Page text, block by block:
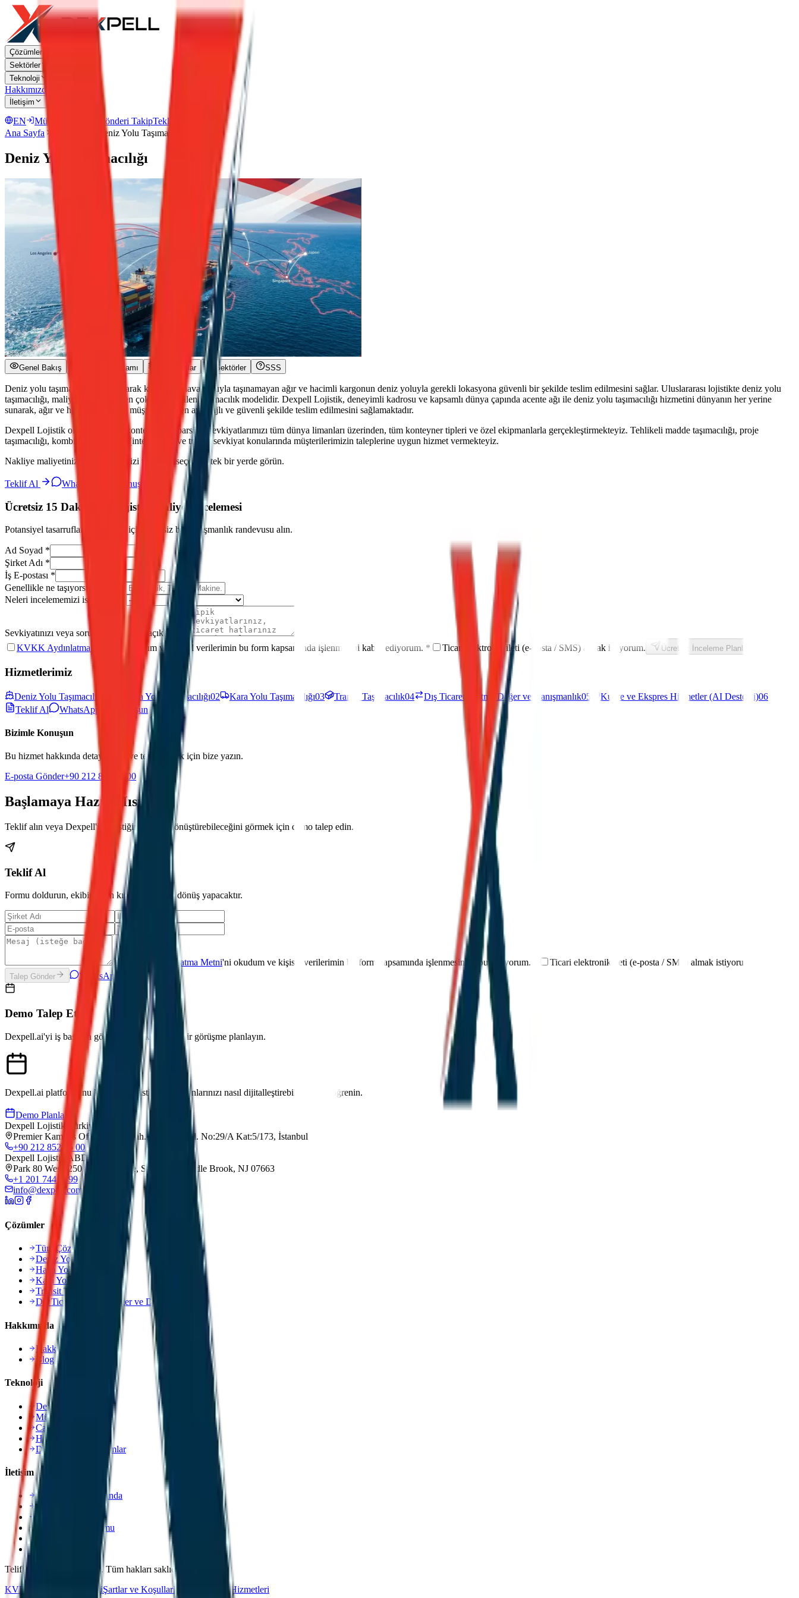
Çözümler
Sektörler
Teknoloji
Hakkımızda
İletişim
EN Müşteri Portalı Gönderi TakipTeklif Al
Ana Sayfa
Deniz Yolu Taşımacılığı
Deniz Yolu Taşımacılığı
Genel Bakış Hizmet Kapsamı Ekipmanlar Sektörler SSS
Deniz yolu taşımacılığı, genel olarak kara veya hava yoluyla taşınamayan ağır ve hacimli kargonun deniz yoluyla gerekli lokasyona güvenli bir şekilde teslim edilmesini sağlar. Uluslararası lojistikte deniz yolu
taşımacılığı, maliyet avantajı ile en çok tercih edilen taşımacılık modelidir. Dexpell Lojistik, deneyimli kadrosu ve kapsamlı dünya çapında acente ağı ile deniz yolu taşımacılığı hizmetini dünyanın her yerine
sunarak, ağır ve hacimli yüklerin müşterilerine en avantajlı ve güvenli şekilde teslim edilmesini sağlamaktadır.
Dexpell Lojistik olarak, komple konteyner ve parsiyel sevkiyatlarımızı tüm dünya limanları üzerinden, tüm konteyner tipleri ve özel ekipmanlarla gerçekleştirmekteyiz. Tehlikeli madde taşımacılığı, proje
taşımacılığı, kombine taşımacılık (intermodal) ve transit sevkiyat konularında müşterilerimizin taleplerine uygun hizmet vermekteyiz.
Nakliye maliyetinizi, transit sürenizi ve en iyi seçeneği tek bir yerde görün.
Teklif Al WhatsApp ile Konuşun
Ücretsiz 15 Dakikalık Lojistik Maliyet İncelemesi
Potansiyel tasarrufları keşfetmek için ücretsiz bir danışmanlık randevusu alın.
Ad Soyad *
Şirket Adı *
İş E-postası *
Genellikle ne taşıyorsunuz?
Neleri incelememizi istersiniz?
Sevkiyatınızı veya sorununuzu kısaca açıklayın
KVKK Aydınlatma Metni
'ni okudum ve kişisel verilerimin bu form kapsamında işlenmesini kabul ediyorum. * Ticari elektronik ileti (e-posta / SMS) almak istiyorum. Ücretsiz İnceleme Planla
Hizmetlerimiz
Deniz Yolu Taşımacılığı Hava Yolu Taşımacılığı02 Kara Yolu Taşımacılığı03 Transit Taşımacılık04 Dış Ticaret, Katma Değer ve Danışmanlık05 Kurye ve Ekspres Hizmetler (AI Destekli)06
Teklif Al
WhatsApp ile Konuşun
Bizimle Konuşun
Bu hizmet hakkında detaylı bilgi ve teklif almak için bize yazın.
E-posta Gönder+90 212 852 55 00
Başlamaya Hazır Mısınız?
Teklif alın veya Dexpell'in lojistiğinizi nasıl dönüştürebileceğini görmek için demo talep edin.
Teklif Al
Formu doldurun, ekibimiz en kısa sürede size dönüş yapacaktır.
KVKK Aydınlatma Metni'ni okudum ve kişisel verilerimin bu form kapsamında işlenmesini kabul ediyorum. Ticari elektronik ileti (e-posta / SMS) almak istiyorum.
Talep Gönder WhatsApp ile Konuşun
Demo Talep Et
Dexpell.ai'yi iş başında görmek için ekibimizle bir görüşme planlayın.
Dexpell.ai platformunu keşfedin, lojistik operasyonlarınızı nasıl dijitalleştirebileceğinizi öğrenin.
Demo Planla
Dexpell Lojistik Türkiye
Premier Kampus Ofis, Gürsel Mah. İmrahor Cad. No:29/A Kat:5/173, İstanbul
+90 212 852 55 00
Dexpell Lojistik ABD
Park 80 West, 250 Pehle Avenue, Suite 200, Saddle Brook, NJ 07663
+1 201 744 2499
info@dexpell.com
Çözümler
Tüm Çözümler
Deniz Yolu Taşımacılığı
Hava Yolu Taşımacılığı
Kara Yolu Taşımacılığı
Transit Taşımacılık
Dış Ticaret, Katma Değer ve Danışmanlık
Hakkımızda
Hakkımızda
Blog Yazıları
Teknoloji
Dexpell.ai Platformu
Müşteri Portalı
Canlı Takip
Hacim Hesaplama
Dokümanlar ve Formlar
İletişim
Şirketlerimiz Hakkında
Öneri & Şikayet
Müşteri Kayıt Formu
Telif Hakkı 2025 Dexpell. Tüm hakları saklıdır.
KVKK Aydınlatma MetniŞartlar ve KoşullarBilgi Toplumu Hizmetleri